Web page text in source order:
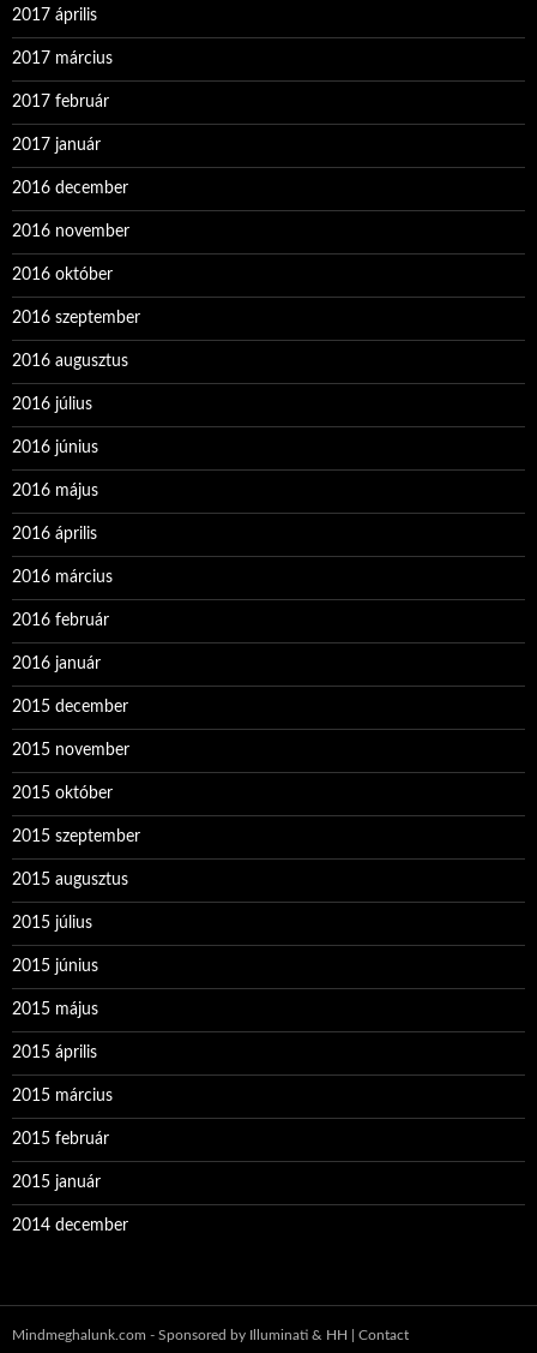
2017 április
2017 március
2017 február
2017 január
2016 december
2016 november
2016 október
2016 szeptember
2016 augusztus
2016 július
2016 június
2016 május
2016 április
2016 március
2016 február
2016 január
2015 december
2015 november
2015 október
2015 szeptember
2015 augusztus
2015 július
2015 június
2015 május
2015 április
2015 március
2015 február
2015 január
2014 december
Mindmeghalunk.com - Sponsored by Illuminati & HH | Contact